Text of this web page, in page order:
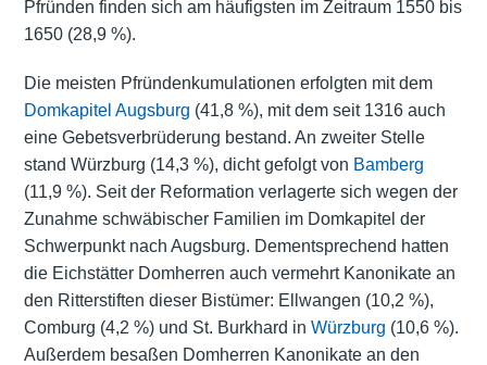
Pfründen finden sich am häufigsten im Zeitraum 1550 bis
1650 (28,9 %).
Die meisten Pfründenkumulationen erfolgten mit dem
Domkapitel Augsburg (41,8 %), mit dem seit 1316 auch
eine Gebetsverbrüderung bestand. An zweiter Stelle
stand Würzburg (14,3 %), dicht gefolgt von Bamberg
(11,9 %). Seit der Reformation verlagerte sich wegen der
Zunahme schwäbischer Familien im Domkapitel der
Schwerpunkt nach Augsburg. Dementsprechend hatten
die Eichstätter Domherren auch vermehrt Kanonikate an
den Ritterstiften dieser Bistümer: Ellwangen (10,2 %),
Comburg (4,2 %) und St. Burkhard in Würzburg (10,6 %).
Außerdem besaßen Domherren Kanonikate an den